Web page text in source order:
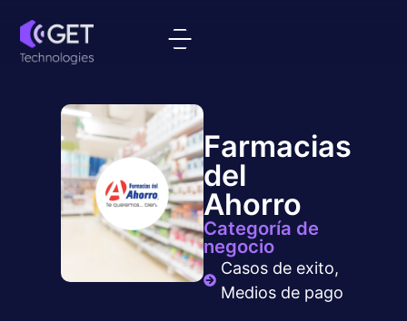
Farmacias
del
Ahorro
Categoría de
negocio
Casos de exito,
Medios de pago